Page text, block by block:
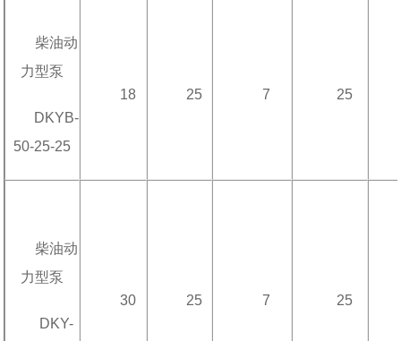
柴油动
力型泵
DKYB-
50-25-25
18 25 7 25
柴油动
力型泵
DKY-
30 25 7 25